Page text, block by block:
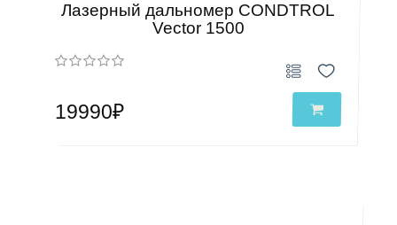
Лазерный дальномер CONDTROL
Vector 1500
19990₽